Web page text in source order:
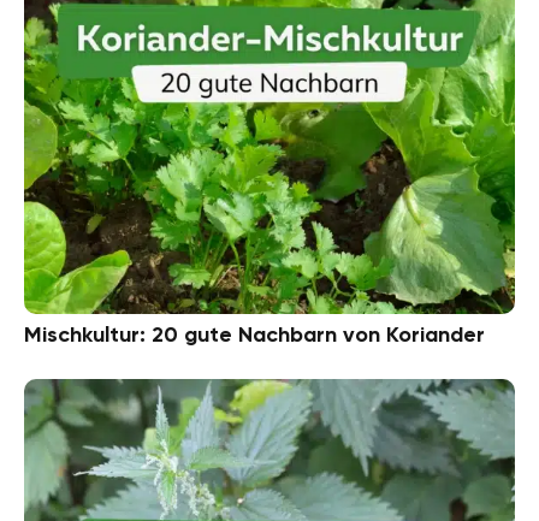
Mischkultur: 20 gute Nachbarn von Koriander